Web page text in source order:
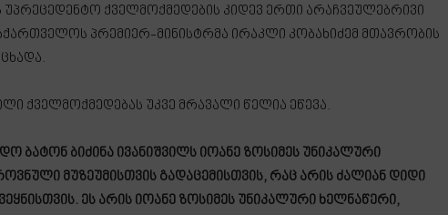
უპრეცედენტო ქველმოქმედების კიდევ ერთი არაჩვეულებრივი
პრემიერ-მინისტრმა ირაკლი კობახიძემ მთავრობის
ქველმოქმედებას უკვე მრავალი წელია ეწევა.
ბატონ ბიძინა ივანიშვილს იოანე ზოსიმეს უნიკალური
მუზეუმისთვის გადაცემისთვის, რაც არის ძალიან დიდი
ეს არის იოანე ზოსიმეს უნიკალური ხელნაწერი,